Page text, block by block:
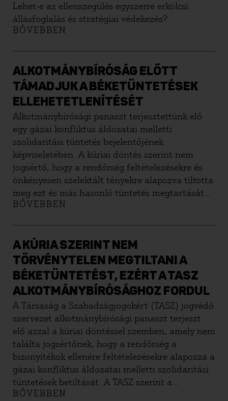
Lehet-e az ellenszegülés egyszerre erkölcsi
állásfoglalás és stratégiai védekezés?
BŐVEBBEN
ALKOTMÁNYBÍRÓSÁG ELŐTT
TÁMADJUK A BÉKETÜNTETÉSEK
ELLEHETETLENÍTÉSÉT
Alkotmánybírósági panaszt terjesztettünk elő
egy gázai konfliktus áldozatai melletti
szolidaritási tüntetés bejelentőjének
képviseletében. A kúriai döntés szerint nem
jogsértő, hogy a rendőrség feltételezésekre és
önkényesen szelektált tényekre alapozva tiltotta
meg ezt és más hasonló tüntetés megtartását
is.
BŐVEBBEN
A KÚRIA SZERINT NEM
TÖRVÉNYTELEN MEGTILTANI A
BÉKETÜNTETÉST, EZÉRT A TASZ
ALKOTMÁNYBÍRÓSÁGHOZ FORDUL
A Társaság a Szabadságjogokért (TASZ) jogvédő
szervezet alkotmánybírósági panaszt terjeszt
elő azzal a kúriai döntéssel szemben, amely nem
találta jogsértőnek, hogy a rendőrség a
bizonyítékok ellenére feltételezésekre alapozza a
gázai konfliktus áldozatai melletti szolidaritási
tüntetések betiltását. A TASZ szerint a
rendőrség és a Kúria döntése azt jelenti, hogy
BŐVEBBEN